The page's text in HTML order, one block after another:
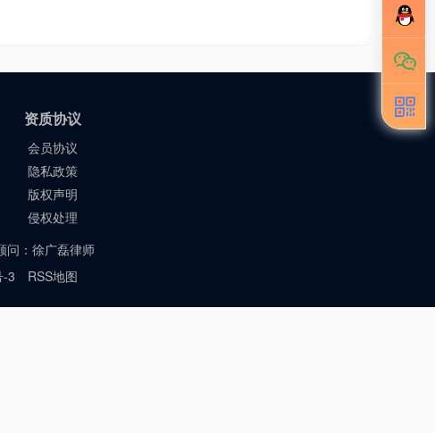
资质协议
会员协议
隐私政策
版权声明
侵权处理
问：徐广磊律师
-3 RSS地图